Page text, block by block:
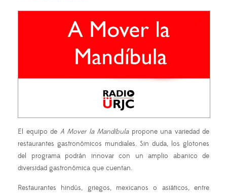
El equipo de A Mover la Mandíbulapropone una variedad de
restaurantes gastronómicos mundiales. Sin duda, los glotones
del programa podrán innovar con un amplio abanico de
diversidad gastronómica que cuentan.
Restaurantes hindús, griegos, mexicanos o asiáticos, entre